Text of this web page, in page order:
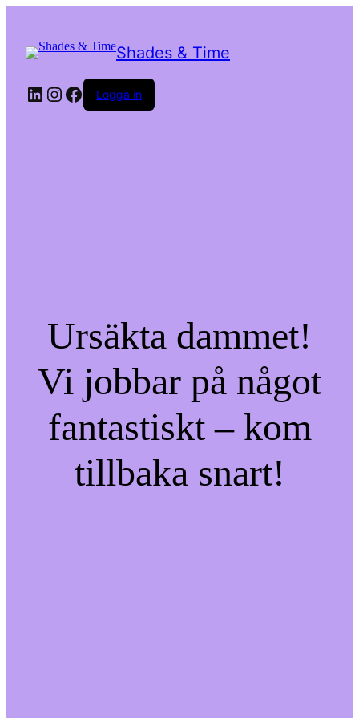
Shades & Time
LinkedIn
Instagram
Facebook
Logga in
Ursäkta dammet!
Vi jobbar på något
fantastiskt – kom
tillbaka snart!